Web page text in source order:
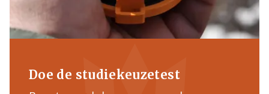
Doe de studiekeuzetest